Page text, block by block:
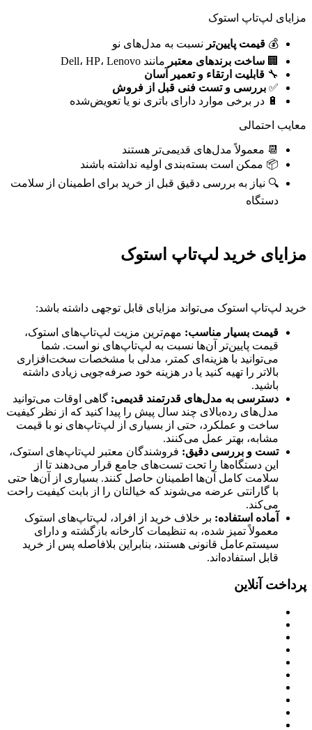
مزایای لپ‌تاپ استوک
💰 قیمت پایین‌تر نسبت به مدل‌های نو
🏢 ساخت برندهای معتبر مانند Dell، HP، Lenovo
🔧 قابلیت ارتقاء و تعمیر آسان
✅ بررسی و تست فنی قبل از فروش
🔋 در برخی موارد دارای باتری نو یا تعویض‌شده
معایب احتمالی
📆 معمولاً مدل‌های قدیمی‌تر هستند
📦 ممکن است بسته‌بندی اولیه نداشته باشند
🔍 نیاز به بررسی دقیق قبل از خرید برای اطمینان از سلامت
دستگاه
مزایای خرید لپ‌تاپ استوک
خرید لپ‌تاپ استوک می‌تواند مزایای قابل توجهی داشته باشد:
قیمت بسیار مناسب: مهم‌ترین مزیت لپ‌تاپ‌های استوک،
قیمت پایین‌تر آن‌ها نسبت به لپ‌تاپ‌های نو است. شما
می‌توانید با هزینه‌ای کمتر، مدلی با مشخصات سخت‌افزاری
بالاتر را تهیه کنید یا در هزینه خود صرفه‌جویی زیادی داشته
باشید.
دسترسی به مدل‌های قدرتمند قدیمی: گاهی اوقات می‌توانید
مدل‌های رده‌بالای چند سال پیش را پیدا کنید که از نظر کیفیت
ساخت و عملکرد، حتی از بسیاری از لپ‌تاپ‌های نو با قیمت
مشابه، بهتر عمل می‌کنند.
تست و بررسی دقیق: فروشندگان معتبر لپ‌تاپ‌های استوک،
این دستگاه‌ها را تحت تست‌های جامع قرار می‌دهند تا از
سلامت کامل آن‌ها اطمینان حاصل کنند. بسیاری از آن‌ها حتی
با گارانتی عرضه می‌شوند که خیالتان را از بابت کیفیت راحت
می‌کند.
آماده استفاده: بر خلاف خرید از افراد، لپ‌تاپ‌های استوک
معمولاً تمیز شده، به تنظیمات کارخانه بازگشته و دارای
سیستم‌عامل قانونی هستند، بنابراین بلافاصله پس از خرید
قابل استفاده‌اند.
پرداخت آنلاین